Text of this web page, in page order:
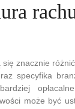
znacznie
specyfika
może być